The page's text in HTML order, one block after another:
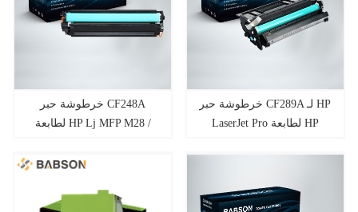
خرطوشة حبر CF248A
لطابعة HP Lj MFP M28 /
خرطوشة حبر CF289A لـ HP
LaserJet Pro لطابعة HP